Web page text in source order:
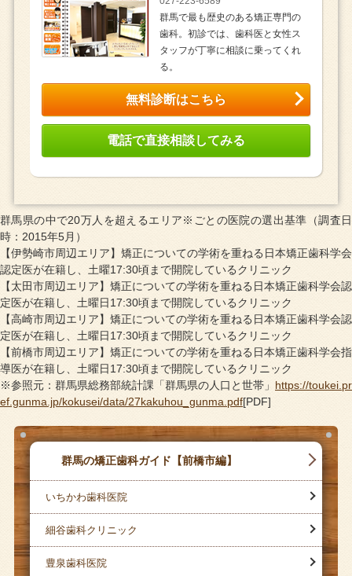
群馬で最も歴史のある矯正専門の
歯科。初診では、歯科医と女性ス
タッフが丁寧に相談に乗ってくれ
る。
無料診断はこちら
電話で直接相談してみる
群馬県の中で20万人を超えるエリア※ごとの医院の選出基準（調査日
時：2015年5月）
【伊勢崎市周辺エリア】矯正についての学術を重ねる日本矯正歯科学会
認定医が在籍し、土曜17:30頃まで開院しているクリニック
【太田市周辺エリア】矯正についての学術を重ねる日本矯正歯科学会認
定医が在籍し、土曜日17:30頃まで開院しているクリニック
【高崎市周辺エリア】矯正についての学術を重ねる日本矯正歯科学会認
定医が在籍し、土曜日17:30頃まで開院しているクリニック
【前橋市周辺エリア】矯正についての学術を重ねる日本矯正歯科学会指
導医が在籍し、土曜日17:30頃まで開院しているクリニック
※参照元：群馬県総務部統計課「群馬県の人口と世帯」 https://toukei.pr
ef.gunma.jp/kokusei/data/27kakuhou_gunma.pdf[PDF]
群馬の矯正歯科ガイド【前橋市編】
いちかわ歯科医院
細谷歯科クリニック
豊泉歯科医院